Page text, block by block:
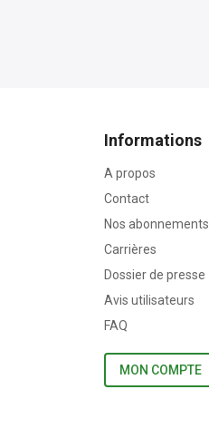
Informations
A propos
Contact
Nos abonnements
Carrières
Dossier de presse
Avis utilisateurs
FAQ
MON COMPTE